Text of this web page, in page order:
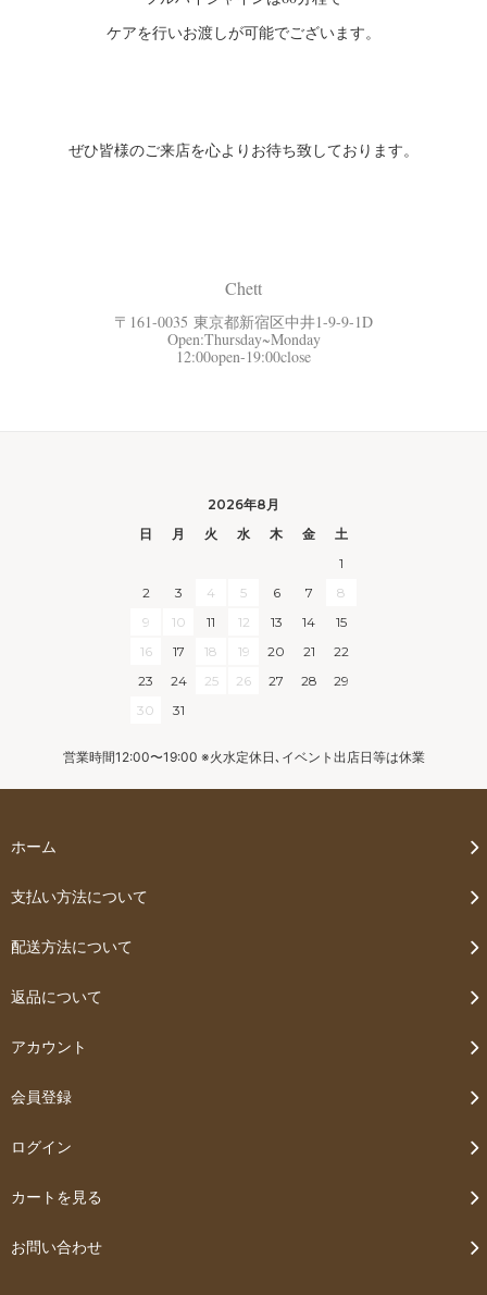
ケアを行いお渡しが可能でございます。
ぜひ皆様のご来店を心よりお待ち致しております。
Chett
〒161-0035 東京都新宿区中井1-9-9-1D
Open:Thursday~Monday
12:00open-19:00close
2026年8月
日
月 火 水 木 金
土
1
2
3 4 5 6 7
8
9
10 11 12 13 14
15
16
17 18 19 20 21
22
23
24 25 26 27 28
29
30
31
営業時間12:00〜19:00 ※火水定休日､イベント出店日等は休業
ホーム
支払い方法について
配送方法について
返品について
アカウント
会員登録
ログイン
カートを見る
お問い合わせ